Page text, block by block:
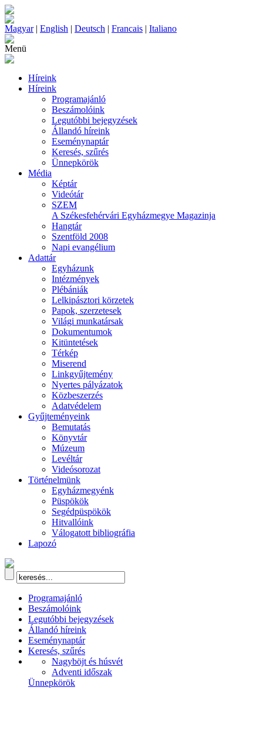
Magyar| English | Deutsch | Francais | Italiano
Menü
Híreink
Híreink
Programajánló
Beszámolóink
Legutóbbi bejegyzések
Állandó híreink
Eseménynaptár
Keresés, szűrés
Ünnepkörök
Média
Képtár
Videótár
SZEM
A Székesfehérvári Egyházmegye Magazinja
Hangtár
Szentföld 2008
Napi evangélium
Adattár
Egyházunk
Intézmények
Plébániák
Lelkipásztori körzetek
Papok, szerzetesek
Világi munkatársak
Dokumentumok
Kitüntetések
Térkép
Miserend
Linkgyűjtemény
Nyertes pályázatok
Közbeszerzés
Adatvédelem
Gyűjteményeink
Bemutatás
Könyvtár
Múzeum
Levéltár
Videósorozat
Történelmünk
Egyházmegyénk
Püspökök
Segédpüspökök
Hitvallóink
Válogatott bibliográfia
Lapozó
Programajánló
Beszámolóink
Legutóbbi bejegyzések
Állandó híreink
Eseménynaptár
Keresés, szűrés
Nagyböjt és húsvét
Adventi időszak
Ünnepkörök